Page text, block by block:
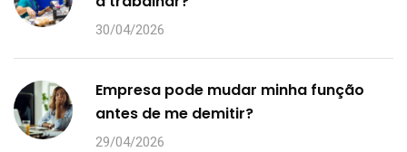
30/04/2026
Empresa pode mudar minha função
antes de me demitir?
29/04/2026